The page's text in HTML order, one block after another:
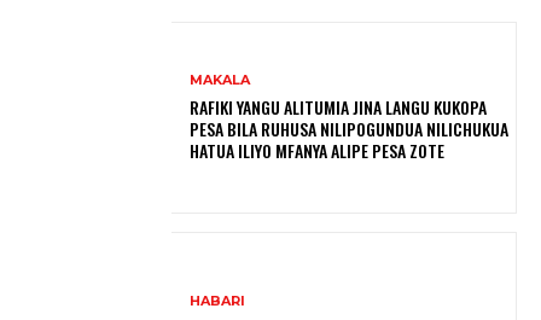
MAKALA
RAFIKI YANGU ALITUMIA JINA LANGU KUKOPA
PESA BILA RUHUSA NILIPOGUNDUA NILICHUKUA
HATUA ILIYO MFANYA ALIPE PESA ZOTE
HABARI